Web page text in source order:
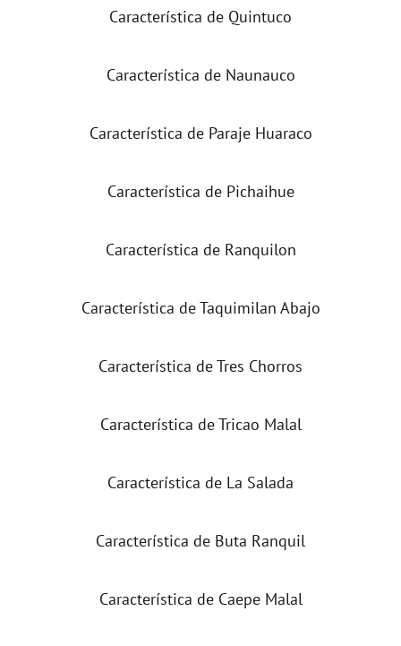
Característica de Quintuco
Característica de Naunauco
Característica de Paraje Huaraco
Característica de Pichaihue
Característica de Ranquilon
Característica de Taquimilan Abajo
Característica de Tres Chorros
Característica de Tricao Malal
Característica de La Salada
Característica de Buta Ranquil
Característica de Caepe Malal